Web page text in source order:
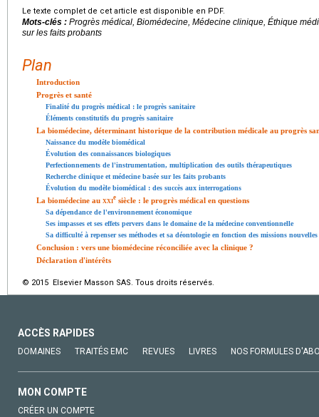
Le texte complet de cet article est disponible en PDF.
Mots-clés : Progrès médical, Biomédecine, Médecine clinique, Éthique
sur les faits probants
Plan
Introduction
Progrès et santé
Finalité du progrès médical : le progrès sanitaire
Éléments constitutifs du progrès sanitaire
La biomédecine, déterminant historique de la contribution médicale au progrès
Naissance du modèle biomédical
Évolution des connaissances biologiques
Perfectionnements de l'instrumentation, multiplication des outils thérapeutiques
Recherche clinique et médecine basée sur les faits probants
Évolution du modèle biomédical : des succès aux interrogations
La biomédecine au xxie siècle : le progrès médical en questions
Sa dépendance de l'environnement économique
Ses impasses et ses effets pervers dans le domaine de la médecine conventionnelle
Sa difficulté à repenser ses méthodes et sa déontologie en fonction des missions
Conclusion : vers une biomédecine réconciliée avec la clinique ?
Déclaration d'intérêts
© 2015 Elsevier Masson SAS. Tous droits réservés.
ACCÈS RAPIDES
DOMAINES TRAITÉS EMC REVUES LIVRES NOS FORMULES
MON COMPTE
CRÉER UN COMPTE